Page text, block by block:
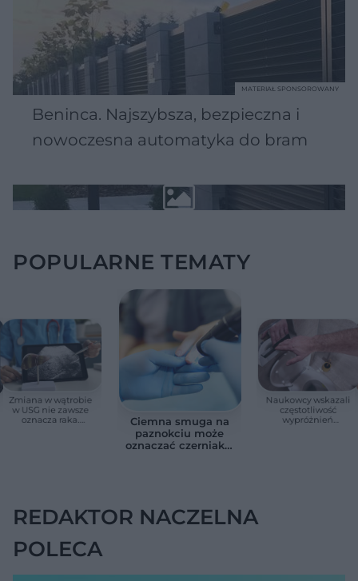
Beninca. Najszybsza, bezpieczna i
nowoczesna automatyka do bram
MATERIAŁ SPONSOROWANY
POPULARNE TEMATY
Zmiana w wątrobie
w USG nie zawsze
oznacza raka.
Ciemna smuga na
paznokciu może
oznaczać czerniaka.
Naukowcy wskazali
częstotliwość
wypróżnień
REDAKTOR NACZELNA
POLECA